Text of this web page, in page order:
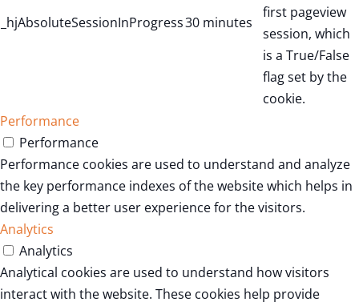
_hjAbsoluteSessionInProgress30 minutes
first pageview
session, which
is a True/False
flag set by the
cookie.
Performance
Performance
Performance cookies are used to understand and analyze
the key performance indexes of the website which helps in
delivering a better user experience for the visitors.
Analytics
Analytics
Analytical cookies are used to understand how visitors
interact with the website. These cookies help provide